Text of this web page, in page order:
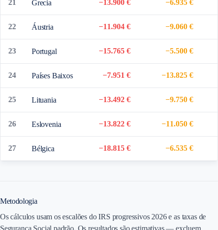
21 Grecia −13.900 € −6.935 €
22 Áustria −11.904 € −9.060 €
23 Portugal −15.765 € −5.500 €
24 Países Baixos −7.951 € −13.825 €
25 Lituania −13.492 € −9.750 €
26 Eslovenia −13.822 € −11.050 €
27 Bélgica −18.815 € −6.535 €
Metodologia
Os cálculos usam os escalões do IRS progressivos 2026 e as taxas de
Segurança Social padrão. Os resultados são estimativas — excluem